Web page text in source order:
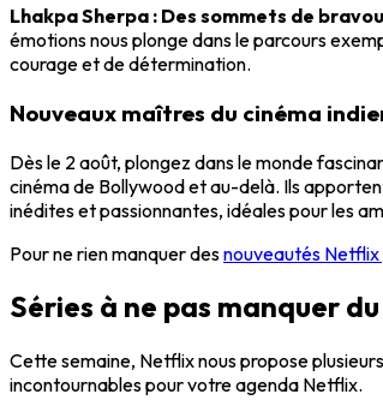
Lhakpa Sherpa : Des sommets de
émotions nous plonge dans le parcours
courage et de détermination.
Nouveaux maîtres du cinéma
Dès le 2 août, plongez dans le monde
cinéma de Bollywood et au-delà. Ils
inédites et passionnantes, idéales pour les
Pour ne rien manquer desnouveautés
Séries à ne pas manquer
Cette semaine, Netflix nous propose
incontournables pour votre agenda Netflix.